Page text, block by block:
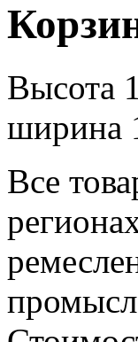
Высота
ширина
Все